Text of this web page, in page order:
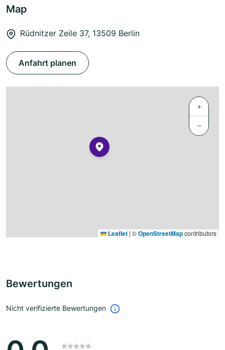
Map
Rüdnitzer Zeile 37, 13509 Berlin
Anfahrt planen
+
−
Leaflet | ©OpenStreetMapcontributors
Bewertungen
Nicht verifizierte Bewertungen